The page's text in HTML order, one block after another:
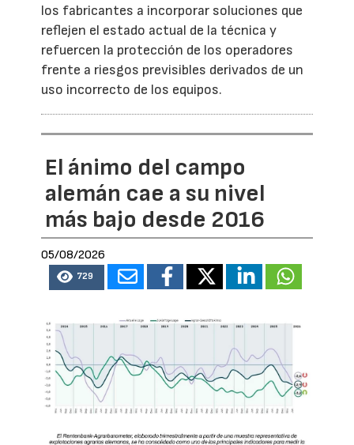
los fabricantes a incorporar soluciones que
reflejen el estado actual de la técnica y
refuercen la protección de los operadores
frente a riesgos previsibles derivados de un
uso incorrecto de los equipos.
El ánimo del campo
alemán cae a su nivel
más bajo desde 2016
05/08/2026
729